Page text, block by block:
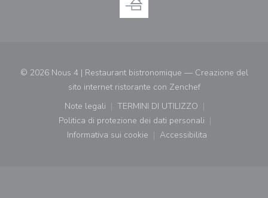
© 2026 Nous 4 | Restaurant bistronomique — Creazione del
sito internet ristorante con Zenchef((apre una nuova
Note legali
((apre una nuova finestra))
TERMINI DI UTILIZZO
((apre una nuova finestra))
Politica di protezione dei dati personali
((apre una nuova finestra))
Informativa sui cookie
((apre una nuova finestra))
Accessibilita
((apre una nuova